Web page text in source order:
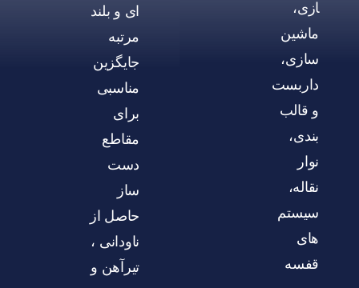
ازی،
ماشین
سازی،
داربست
و قالب
بندی،
نوار
نقاله،
سیستم
های
قفسه
ای و بلند
مرتبه
جایگزین
مناسبی
برای
مقاطع
دست
ساز
حاصل از
ناودانی ،
تیرآهن و